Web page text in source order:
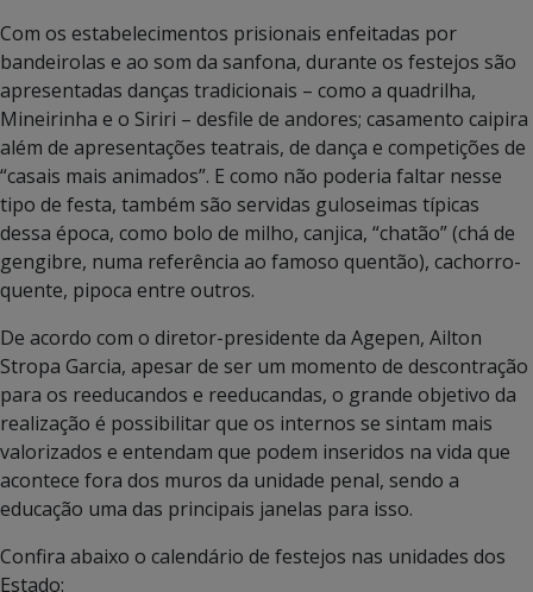
Com os estabelecimentos prisionais enfeitadas por
bandeirolas e ao som da sanfona, durante os festejos são
apresentadas danças tradicionais – como a quadrilha,
Mineirinha e o Siriri – desfile de andores; casamento caipira
além de apresentações teatrais, de dança e competições de
“casais mais animados”. E como não poderia faltar nesse
tipo de festa, também são servidas guloseimas típicas
dessa época, como bolo de milho, canjica, “chatão” (chá de
gengibre, numa referência ao famoso quentão), cachorro-
quente, pipoca entre outros.
De acordo com o diretor-presidente da Agepen, Ailton
Stropa Garcia, apesar de ser um momento de descontração
para os reeducandos e reeducandas, o grande objetivo da
realização é possibilitar que os internos se sintam mais
valorizados e entendam que podem inseridos na vida que
acontece fora dos muros da unidade penal, sendo a
educação uma das principais janelas para isso.
Confira abaixo o calendário de festejos nas unidades dos
Estado: